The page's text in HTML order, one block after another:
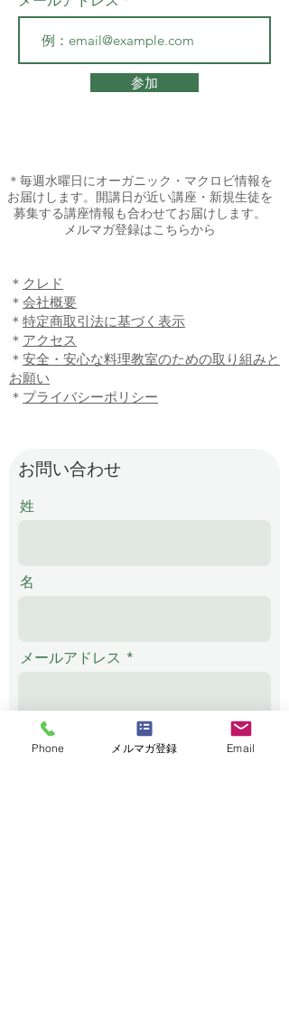
参加
＊毎週水曜日にオーガニック・マクロビ情報を
お届けします。開講日が近い講座・新規生徒を
募集する講座情報も合わせてお届けします。
​メルマガ登録はこちらから
​＊ クレド
＊ 会社概要
​＊ 特定商取引法に基づく表示
​＊ アクセス
​＊ 安全・安心な料理教室のための取り組みと
お願い
​＊ プライバシーポリシー
お問い合わせ
姓
名
メールアドレス
電話番号
Phone メルマガ登録 Email